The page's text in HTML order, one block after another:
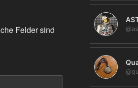
Felder sind